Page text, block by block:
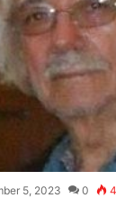
5, 2023 0